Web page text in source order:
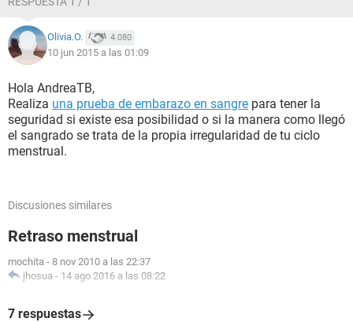
protección esa noche después del acto manche un poco
sangre roja clara y aguada en la noche no me puse tampon
solo protector y vi al día siguiente que solo manche unas
gotas.
Lunes 1 no manche en la mañana, manché flujo marrón
como a las 4 de la tarde y después solo unas cuantas gotas
una o dos veces.
Martes 2: manche como dos gotas y esta cambiando el flujo
Quiero saber si es normal que transcurra un periodo así, es el
periodo más leve que he tenido y si no estoy en embarazo
hay la posibilidad de quedar si sostuve relaciones el
domingo sin protección. Muchas gracias
Olivia.O. 4.080
10 jun 2015 a las 01:09
Hola AndreaTB,
Realiza una prueba de embarazo en sangre para tener la
seguridad si existe esa posibilidad o si la manera como llegó
el sangrado se trata de la propia irregularidad de tu ciclo
menstrual.
Discusiones similares
Retraso menstrual
mochita - 8 nov 2010 a las 22:37
jhosua - 14 ago 2016 a las 08:22
7 respuestas